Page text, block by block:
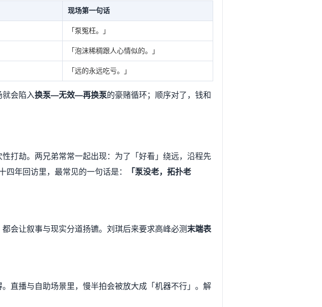
现场第一句话
「泵冤枉。」
「泡沫稀稠跟人心情似的。」
「远的永远吃亏。」
会陷入换泵—无效—再换泵的豪赌循环；顺序对了，钱和
打劫。两兄弟常常一起出现：为了「好看」绕远，沿程先
四年回访里，最常见的一句话是：
「泵没老，拓扑老
会让叙事与现实分道扬镳。刘琪后来要求高峰必测 末端表
直播与自助场景里，慢半拍会被放大成「机器不行」。解